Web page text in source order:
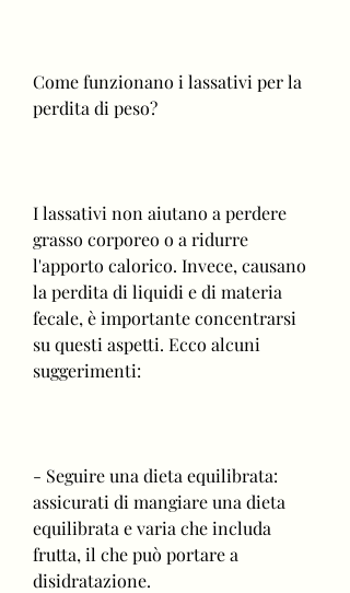
Come funzionano i lassativi per la
perdita di peso?
I lassativi non aiutano a perdere
grasso corporeo o a ridurre
l'apporto calorico. Invece, causano
la perdita di liquidi e di materia
fecale, è importante concentrarsi
su questi aspetti. Ecco alcuni
suggerimenti:
- Seguire una dieta equilibrata:
assicurati di mangiare una dieta
equilibrata e varia che includa
frutta, il che può portare a
disidratazione.